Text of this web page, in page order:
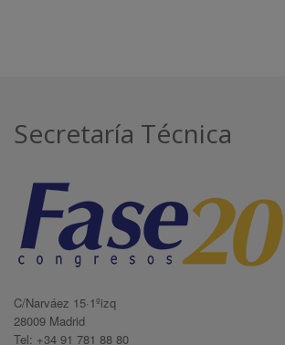
Secretaría Técnica
C/Narváez 15·1ºizq
28009 Madrid
Tel: +34 91 781 88 80